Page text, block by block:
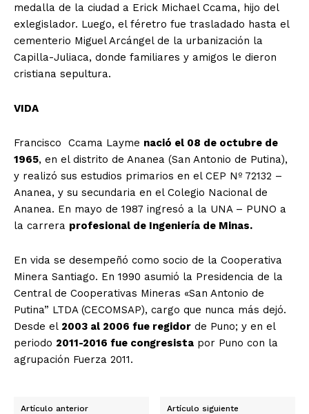
medalla de la ciudad a Erick Michael Ccama, hijo del
exlegislador. Luego, el féretro fue trasladado hasta el
cementerio Miguel Arcángel de la urbanización la
Capilla-Juliaca, donde familiares y amigos le dieron
cristiana sepultura.
VIDA
Francisco Ccama Layme nació el 08 de octubre de
1965, en el distrito de Ananea (San Antonio de Putina),
y realizó sus estudios primarios en el CEP Nº 72132 –
Ananea, y su secundaria en el Colegio Nacional de
Ananea. En mayo de 1987 ingresó a la UNA – PUNO a
la carrera profesional de Ingeniería de Minas.
En vida se desempeñó como socio de la Cooperativa
Minera Santiago. En 1990 asumió la Presidencia de la
Central de Cooperativas Mineras «San Antonio de
Putina” LTDA (CECOMSAP), cargo que nunca más dejó.
Desde el 2003 al 2006 fue regidor de Puno; y en el
periodo 2011-2016 fue congresista por Puno con la
agrupación Fuerza 2011.
Artículo anterior Artículo siguiente